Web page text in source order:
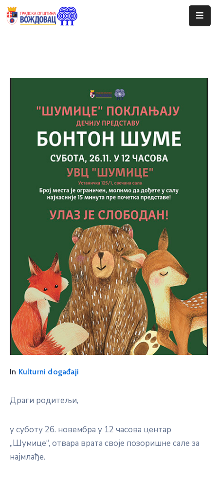
Програми
Ценовник
In Kulturni događaji
Драги родитељи,
у суботу 26. новембра у 12 часова центар
„Шумице“, отвара врата своје позоришне сале за
најмлађе.